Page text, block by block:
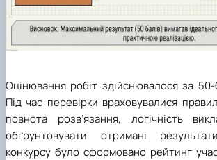
Оцінювання робіт здійснювалося за
Під час перевірки враховувалися
повнота розв’язання, логічність
обґрунтовувати отримані
конкурсу було сформовано рейтинг